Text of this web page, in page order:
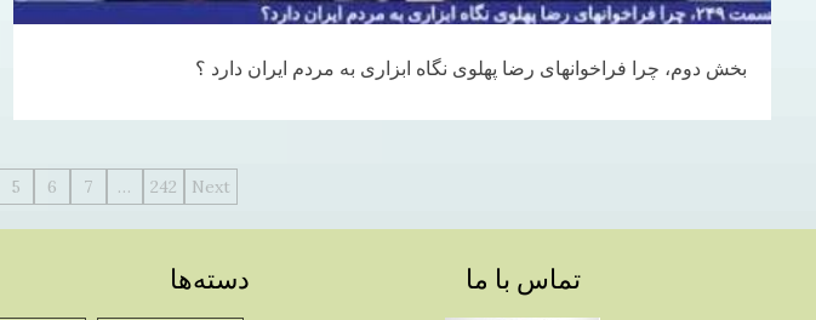
بخش دوم، چرا فراخوانهای رضا پهلوی نگاه ابزاری به مردم ایران دارد ؟
راهبری
5 6 7 … 242 Next
تماس با ما دسته‌ها